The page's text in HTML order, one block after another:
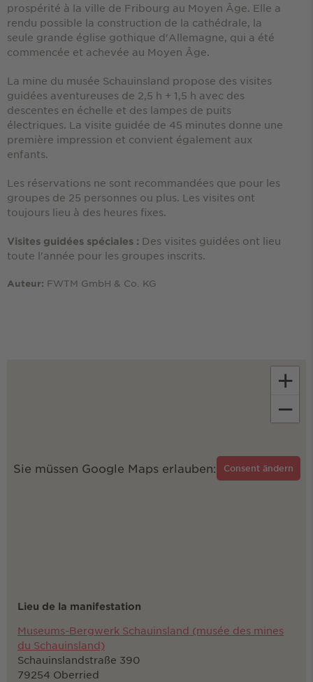
prospérité à la ville de Fribourg au Moyen Âge. Elle a
rendu possible la construction de la cathédrale, la
seule grande église gothique d'Allemagne, qui a été
commencée et achevée au Moyen Âge.
La mine du musée Schauinsland propose des visites
guidées aventureuses de 2,5 h + 1,5 h avec des
descentes en échelle et des lampes de puits
électriques. La visite guidée de 45 minutes donne une
première impression et convient également aux
enfants.
Les réservations ne sont recommandées que pour les
groupes de 25 personnes ou plus. Les visites ont
toujours lieu à des heures fixes.
Visites guidées spéciales : Des visites guidées ont lieu
toute l'année pour les groupes inscrits.
Auteur: FWTM GmbH & Co. KG
Sie müssen Google Maps erlauben: Consent ändern
+
−
Lieu de la manifestation
Museums-Bergwerk Schauinsland (musée des mines
du Schauinsland)
Schauinslandstraße 390
79254 Oberried